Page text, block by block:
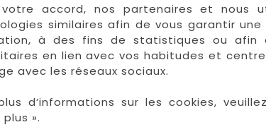
accord, nos partenaires et nous
similaires afin de vous garantir
à des fins de statistiques ou afin
en lien avec vos habitudes et
avec les réseaux sociaux.
d’informations sur les cookies,
».